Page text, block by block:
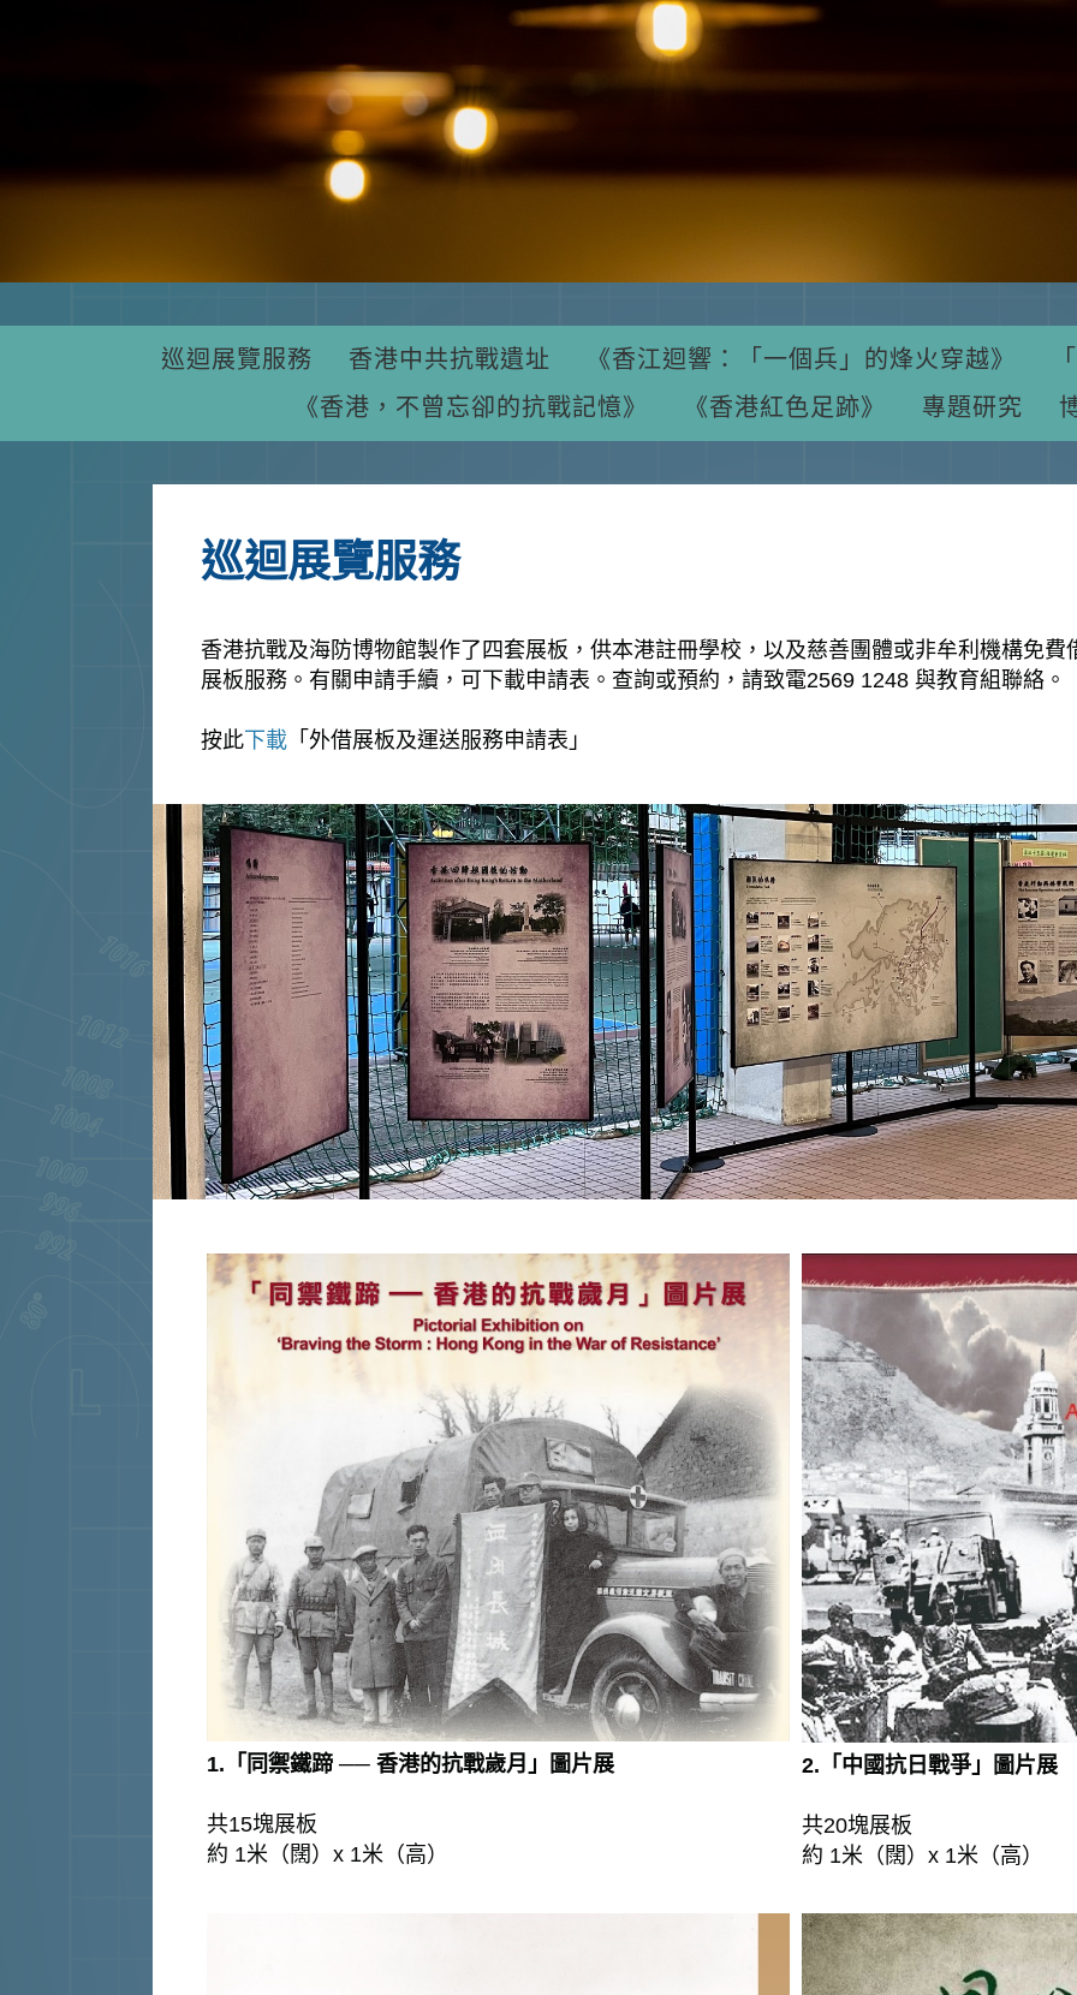
巡迴展覽服務 香港中共抗戰遺址 《香江迴響：「一個兵」的烽火穿越》
《香港，不曾忘卻的抗戰記憶》
《香港紅色足跡》 專題研究
巡迴展覽服務
香港抗戰及海防博物館製作了四套展板，供本港註冊學校，以及慈善團體或非牟利機構免
展板服務。有關申請手續，可下載申請表。查詢或預約，請致電2569 1248 與教育組聯絡。
按此下載 「外借展板及運送服務申請表」
1.「同禦鐵蹄 ── 香港的抗戰歲月」圖片展
共15塊展板
約 1米（闊）x 1米（高）
2.「中國抗日戰爭」圖片展
共20塊展板
約 1米（闊）x 1米（高）